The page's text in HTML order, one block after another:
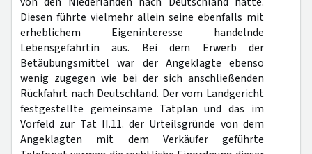
Diesen führte vielmehr allein seine ebenfalls mit
erheblichem Eigeninteresse handelnde
Lebensgefährtin aus. Bei dem Erwerb der
Betäubungsmittel war der Angeklagte ebenso
wenig zugegen wie bei der sich anschließenden
Rückfahrt nach Deutschland. Der vom Landgericht
festgestellte gemeinsame Tatplan und das im
Vorfeld zur Tat II.11. der Urteilsgründe von dem
Angeklagten mit dem Verkäufer geführte